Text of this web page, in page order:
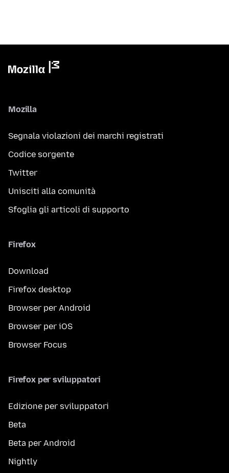
Mozilla
Segnala violazioni dei marchi registrati
Codice sorgente
Twitter
Unisciti alla comunità
Sfoglia gli articoli di supporto
Firefox
Download
Firefox desktop
Browser per Android
Browser per iOS
Browser Focus
Firefox per sviluppatori
Edizione per sviluppatori
Beta
Beta per Android
Nightly